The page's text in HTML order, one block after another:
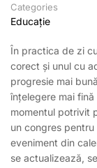
Categories
Educație
În practica de zi
corect și unul cu
progresie mai
înțelegere mai
momentul potrivit
un congres
eveniment din
se actualizează,